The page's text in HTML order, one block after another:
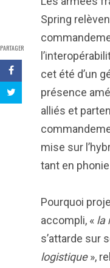
PARTAGER
Spring
cet été d’un
présence
alliés et
mise sur
tant en
Pourquoi
accompli, « la
s’attarde sur
logistique»,